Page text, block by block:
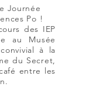
Journée
Po !
des IEP
au Musée
à la
du Secret,
entre les